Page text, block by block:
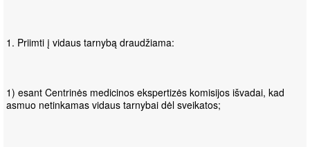
1. Priimti į vidaus tarnybą draudžiama:
1) esant Centrinės medicinos ekspertizės komisijos išvadai, kad
asmuo netinkamas vidaus tarnybai dėl sveikatos;